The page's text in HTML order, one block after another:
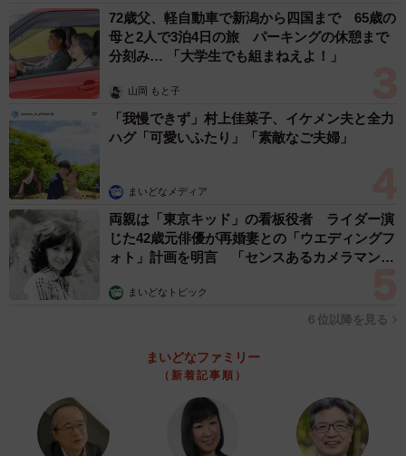
72歳父、軽自動車で新潟から四国まで 65歳の
母と2人で3泊4日の旅 パーキングの休憩まで
分刻み… 「大学生でも組まねえよ！」
山岡 もと子
「我慢できず」村上佳菜子、イケメン夫と全力
ハグ「可愛いふたり」「素敵なご夫婦」
まいどなメディア
両親は「東京キッド」の看板役者 ライダー演
じた42歳元俳優が再婚妻との「ウエディングフ
ォト」計画を明言 「センスあるカメラマン求
まいどなトピック
６位以降を見る
まいどなファミリー
（新着記事順）